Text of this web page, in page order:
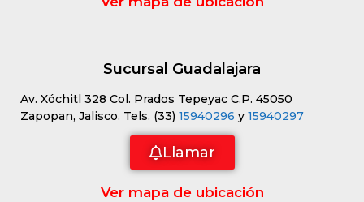
Sucursal Guadalajara
Av. Xóchitl 328 Col. Prados Tepeyac C.P. 45050
Zapopan, Jalisco. Tels. (33) 15940296 y 15940297
Llamar
Ver mapa de ubicación